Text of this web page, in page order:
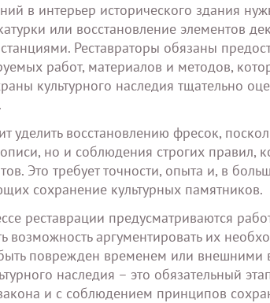
в интерьер исторического здания
или восстановление элементов
Реставраторы обязаны
работ, материалов и методов,
культурного наследия тщательно
уделить восстановлению фресок,
но и соблюдения строгих правил,
Это требует точности, опыта и, в
сохранение культурных памятников.
реставрации предусматриваются
возможность аргументировать их
поврежден временем или внешними
наследия – это обязательный
и с соблюдением принципов